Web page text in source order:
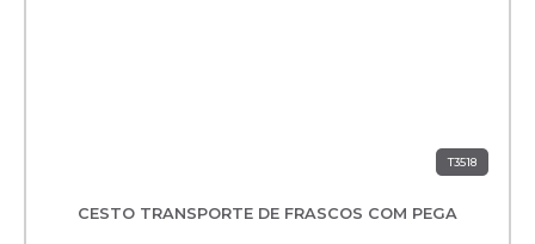
T3518
CESTO TRANSPORTE DE FRASCOS COM PEGA